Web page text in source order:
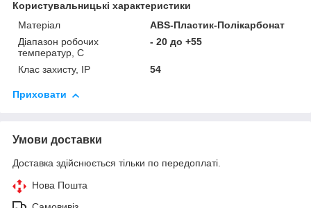
Користувальницькі характеристики
Матеріал
ABS-Пластик-Полікарбонат
Діапазон робочих
температур, С
- 20 до +55
Клас захисту, IP 54
Приховати
Умови доставки
Доставка здійснюється тільки по передоплаті.
Нова Пошта